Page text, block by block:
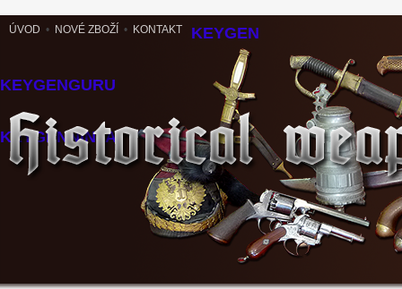
ÚVOD • NOVÉ ZBOŽÍ • KONTAKT KEYGEN
KEYGENGURU
KEYGENNINJA